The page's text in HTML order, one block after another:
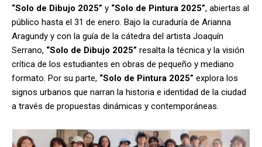
“Solo de Dibujo 2025” y “Solo de Pintura 2025”, abiertas al
público hasta el 31 de enero. Bajo la curaduría de Arianna
Aragundy y con la guía de la cátedra del artista Joaquín
Serrano, “Solo de Dibujo 2025” resalta la técnica y la visión
crítica de los estudiantes en obras de pequeño y mediano
formato. Por su parte, “Solo de Pintura 2025” explora los
signos urbanos que narran la historia e identidad de la ciudad
a través de propuestas dinámicas y contemporáneas.